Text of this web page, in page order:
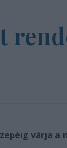
várja a